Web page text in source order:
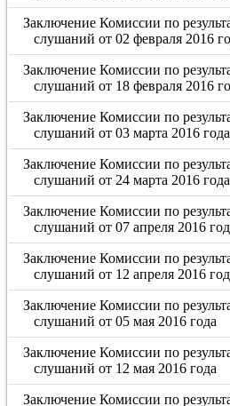
Заключение Комиссии по
слушаний от 02 февраля 2016
Заключение Комиссии по
слушаний от 18 февраля 2016
Заключение Комиссии по
слушаний от 03 марта 2016 года
Заключение Комиссии по
слушаний от 24 марта 2016 года
Заключение Комиссии по
слушаний от 07 апреля 2016
Заключение Комиссии по
слушаний от 12 апреля 2016
Заключение Комиссии по
слушаний от 05 мая 2016 года
Заключение Комиссии по
слушаний от 12 мая 2016 года
Заключение Комиссии по